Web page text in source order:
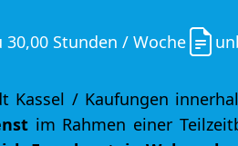
30,00 Stunden / Woche
Kassel / Kaufungen
im Rahmen einer